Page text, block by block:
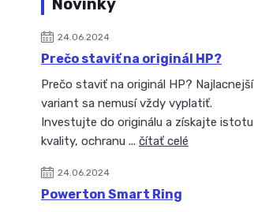
Novinky
24.06.2024
Prečo staviť na originál HP?
Prečo staviť na originál HP? Najlacnejší
variant sa nemusí vždy vyplatiť.
Investujte do originálu a získajte istotu
kvality, ochranu ... čítať celé
24.06.2024
Powerton Smart Ring